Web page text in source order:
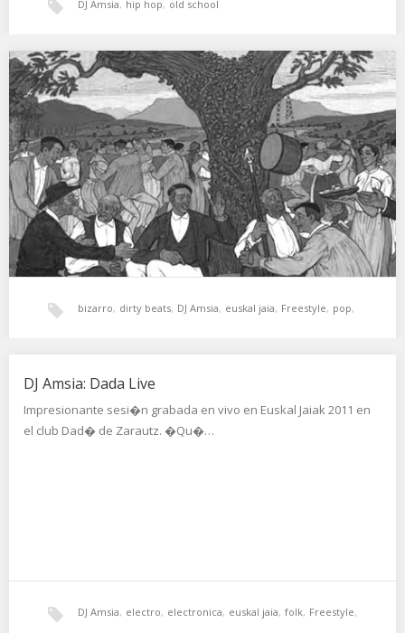
DJ Amsia, hip hop, old school
DJ Amsia:Dada Live 2012
Download …
bizarro, dirty beats, DJ Amsia, euskal jaia, Freestyle, pop,
DJ Amsia: Dada Live
Impresionante sesi�n grabada en vivo en Euskal Jaiak 2011 en
el club Dad� de Zarautz. �Qu�…
DJ Amsia, electro, electronica, euskal jaia, folk, Freestyle,